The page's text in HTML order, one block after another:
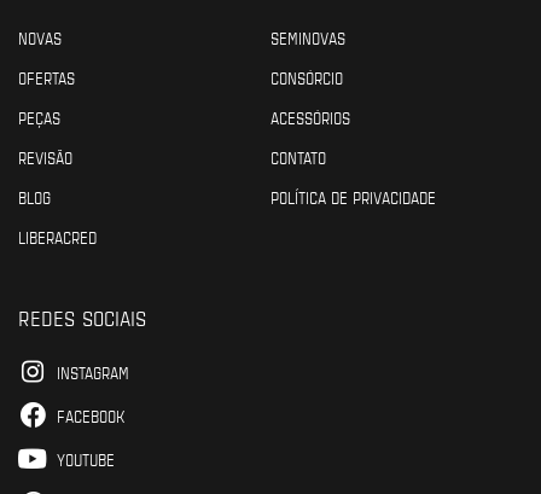
NOVAS
SEMINOVAS
OFERTAS
CONSÓRCIO
PEÇAS
ACESSÓRIOS
REVISÃO
CONTATO
BLOG
POLÍTICA DE PRIVACIDADE
LIBERACRED
REDES SOCIAIS
INSTAGRAM
FACEBOOK
YOUTUBE